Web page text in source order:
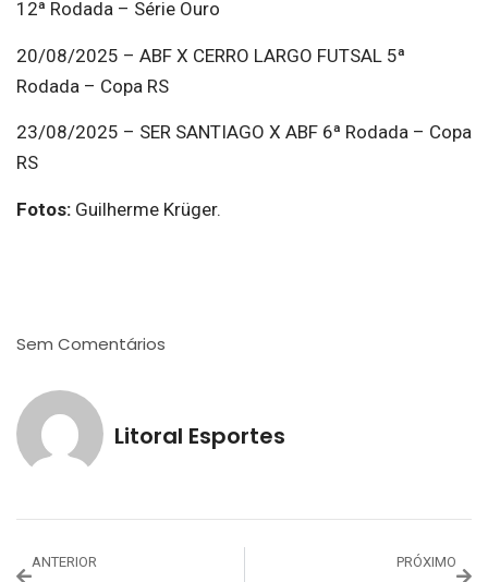
12ª Rodada – Série Ouro
20/08/2025 – ABF X CERRO LARGO FUTSAL 5ª
Rodada – Copa RS
23/08/2025 – SER SANTIAGO X ABF 6ª Rodada – Copa
RS
Fotos: Guilherme Krüger.
Sem Comentários
Litoral Esportes
ANTERIOR PRÓXIMO